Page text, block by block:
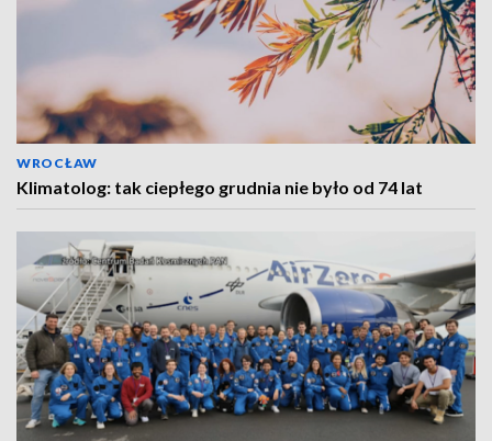
WROCŁAW
Klimatolog: tak ciepłego grudnia nie było od 74 lat